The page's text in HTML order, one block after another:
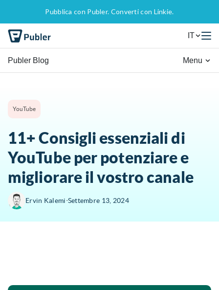
Pubblica con Publer. Converti con Linkie.
IT
Publer Blog Menu
YouTube
11+ Consigli essenziali di
YouTube per potenziare e
migliorare il vostro canale
Ervin Kalemi∙Settembre 13, 2024